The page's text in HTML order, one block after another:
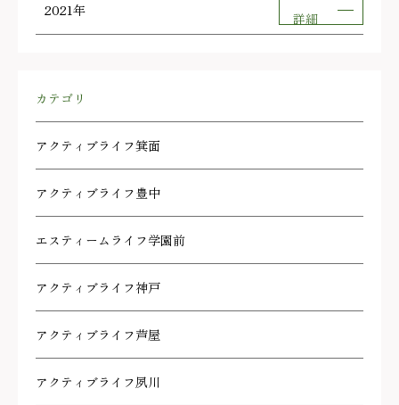
2021年 詳細
カテゴリ
アクティブライフ箕面
アクティブライフ豊中
エスティームライフ学園前
アクティブライフ神戸
アクティブライフ芦屋
アクティブライフ夙川